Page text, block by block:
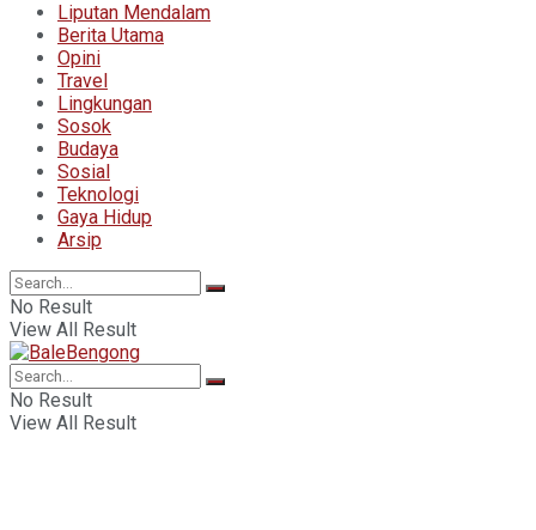
Liputan Mendalam
Berita Utama
Opini
Travel
Lingkungan
Sosok
Budaya
Sosial
Teknologi
Gaya Hidup
Arsip
No Result
View All Result
No Result
View All Result